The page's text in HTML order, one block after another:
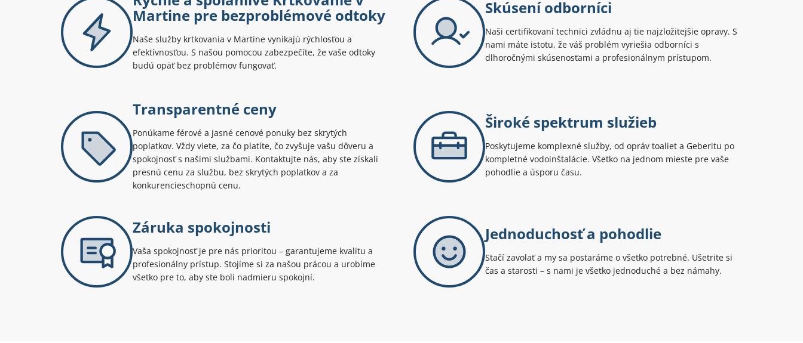
Martine pre bezproblémové odtoky
Naše služby krtkovania v Martine vynikajú rýchlosťou a
efektívnosťou. S našou pomocou zabezpečíte, že vaše odtoky
budú opäť bez problémov fungovať.
Skúsení odborníci
Naši certifikovaní technici zvládnu aj tie najzložitejšie opravy. S
nami máte istotu, že váš problém vyriešia odborníci s
dlhoročnými skúsenosťami a profesionálnym prístupom.
Transparentné ceny
Ponúkame férové a jasné cenové ponuky bez skrytých
poplatkov. Vždy viete, za čo platíte, čo zvyšuje vašu dôveru a
spokojnosť s našimi službami. Kontaktujte nás, aby ste získali
presnú cenu za službu, bez skrytých poplatkov a za
konkurencieschopnú cenu.
Široké spektrum služieb
Poskytujeme komplexné služby, od opráv toaliet a Geberitu po
kompletné vodoinštalácie. Všetko na jednom mieste pre vaše
pohodlie a úsporu času.
Záruka spokojnosti
Vaša spokojnosť je pre nás prioritou – garantujeme kvalitu a
profesionálny prístup. Stojíme si za našou prácou a urobíme
všetko pre to, aby ste boli nadmieru spokojní.
Jednoduchosť a pohodlie
Stačí zavolať a my sa postaráme o všetko potrebné. Ušetrite si
čas a starosti – s nami je všetko jednoduché a bez námahy.